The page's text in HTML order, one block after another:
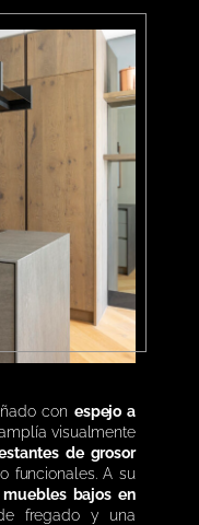
con espejo a
visualmente
de grosor
funcionales. A su
muebles bajos en
fregado y una